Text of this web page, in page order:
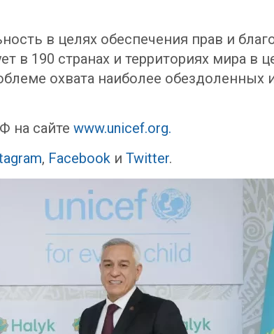
в целях обеспечения прав и
190 странах и территориях мира в
охвата наиболее обездоленных
на сайте www.unicef.org.
, Facebook и Twitter.